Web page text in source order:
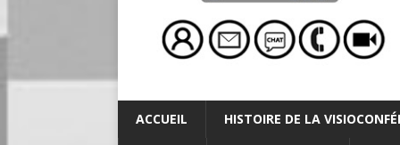
ACCUEIL HISTOIRE DE LA